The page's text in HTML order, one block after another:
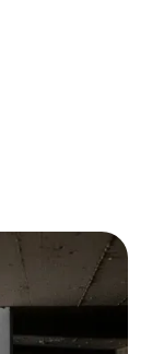
€200-
de huidige